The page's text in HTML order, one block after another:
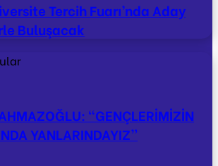
Tercih Fuarı’nda Aday
Buluşacak
“GENÇLERİMİZİN
YANLARINDAYIZ”